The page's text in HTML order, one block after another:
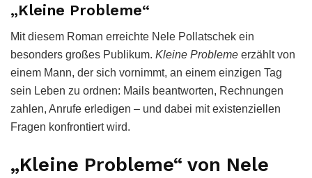
„Kleine Probleme“
Mit diesem Roman erreichte Nele Pollatschek ein
besonders großes Publikum. Kleine Probleme erzählt von
einem Mann, der sich vornimmt, an einem einzigen Tag
sein Leben zu ordnen: Mails beantworten, Rechnungen
zahlen, Anrufe erledigen – und dabei mit existenziellen
Fragen konfrontiert wird.
„Kleine Probleme“ von Nele